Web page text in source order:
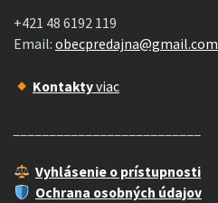
+421 48 6192 119
Email: obecpredajna@gmail.com
Kontaktyviac
Vyhlásenie o prístupnosti
Ochrana osobných údajov